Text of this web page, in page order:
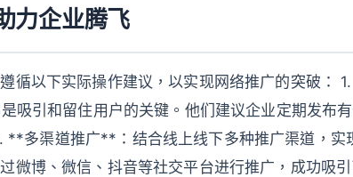
力企业腾飞
循以下实际操作建议，以实现网络推广的突破：
吸引和留住用户的关键。他们建议企业定期发布
**多渠道推广**：结合线上线下多种推广渠道，实
微博、微信、抖音等社交平台进行推广，成功吸